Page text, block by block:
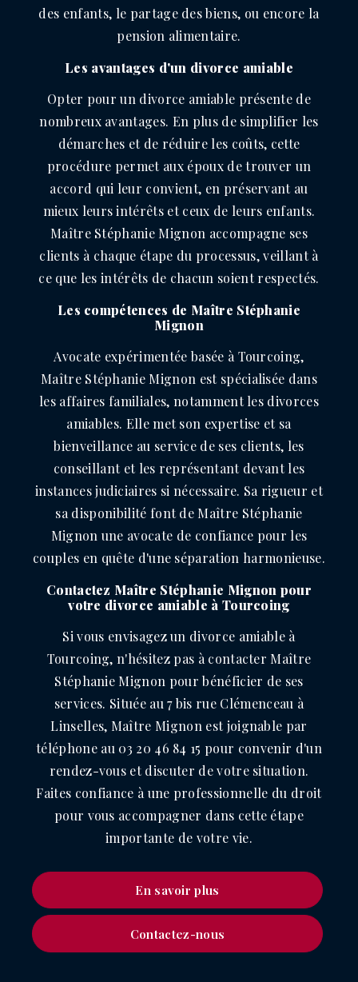
des enfants, le partage des biens, ou encore la
pension alimentaire.
Les avantages d'un divorce amiable
Opter pour un divorce amiable présente de
nombreux avantages. En plus de simplifier les
démarches et de réduire les coûts, cette
procédure permet aux époux de trouver un
accord qui leur convient, en préservant au
mieux leurs intérêts et ceux de leurs enfants.
Maître Stéphanie Mignon accompagne ses
clients à chaque étape du processus, veillant à
ce que les intérêts de chacun soient respectés.
Les compétences de Maître Stéphanie
Mignon
Avocate expérimentée basée à Tourcoing,
Maître Stéphanie Mignon est spécialisée dans
les affaires familiales, notamment les divorces
amiables. Elle met son expertise et sa
bienveillance au service de ses clients, les
conseillant et les représentant devant les
instances judiciaires si nécessaire. Sa rigueur et
sa disponibilité font de Maître Stéphanie
Mignon une avocate de confiance pour les
couples en quête d'une séparation harmonieuse.
Contactez Maître Stéphanie Mignon pour
votre divorce amiable à Tourcoing
Si vous envisagez un divorce amiable à
Tourcoing, n'hésitez pas à contacter Maître
Stéphanie Mignon pour bénéficier de ses
services. Située au 7 bis rue Clémenceau à
Linselles, Maître Mignon est joignable par
téléphone au 03 20 46 84 15 pour convenir d'un
rendez-vous et discuter de votre situation.
Faites confiance à une professionnelle du droit
pour vous accompagner dans cette étape
importante de votre vie.
En savoir plus
Contactez-nous